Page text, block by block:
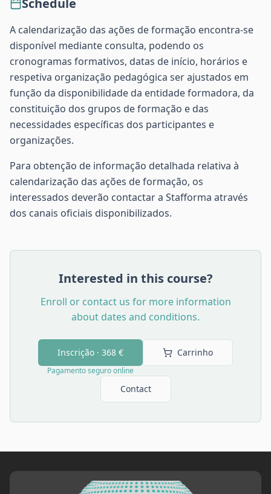
Schedule
A calendarização das ações de formação encontra-se
disponível mediante consulta, podendo os
cronogramas formativos, datas de início, horários e
respetiva organização pedagógica ser ajustados em
função da disponibilidade da entidade formadora, da
constituição dos grupos de formação e das
necessidades específicas dos participantes e
organizações.
Para obtenção de informação detalhada relativa à
calendarização das ações de formação, os
interessados deverão contactar a Stafforma através
dos canais oficiais disponibilizados.
Interested in this course?
Enroll or contact us for more information
about dates and conditions.
Inscrição · 368 €
Pagamento seguro online
Carrinho
Contact